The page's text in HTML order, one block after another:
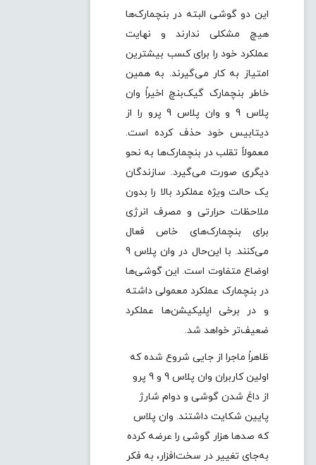
این دو گوشی البته در بنچمارک‌ها
هیچ مشکلی ندارند و نهایت
عملکرد خود را برای کسب بیشترین
امتیاز به کار می‌گیرند. به همین
خاطر بنچمارک گیک‌بنچ اخیراً وان
پلاس 9 و وان پلاس 9 پرو را از
دیتابیس خود حذف کرده است.
معمولاً تقلب در بنچمارک‌ها به نحو
دیگری صورت می‌گیرد. سازندگان
یک حالت ویژه عملکرد بالا را بدون
ملاحظات حرارتی و مصرف انرژی
برای بنچمارک‌های خاص فعال
می‌کنند. با این‌حال در وان پلاس 9
اوضاع متفاوت است. این گوشی‌ها
در بنچمارک عملکرد معمولی داشته
و در برخی اپلیکیشن‌ها عملکرد
ضعیف‌تر خواهد شد.
ظاهراً ماجرا از جایی شروع شده که
اولین کاربران وان پلاس 9 و 9 پرو
از داغ شدن گوشی و دوام شارژ
پایین شکایت داشتند. وان پلاس
که صدها هزار گوشی را عرضه کرده
به‌جای تغییر در سخت‌افزار، به فکر